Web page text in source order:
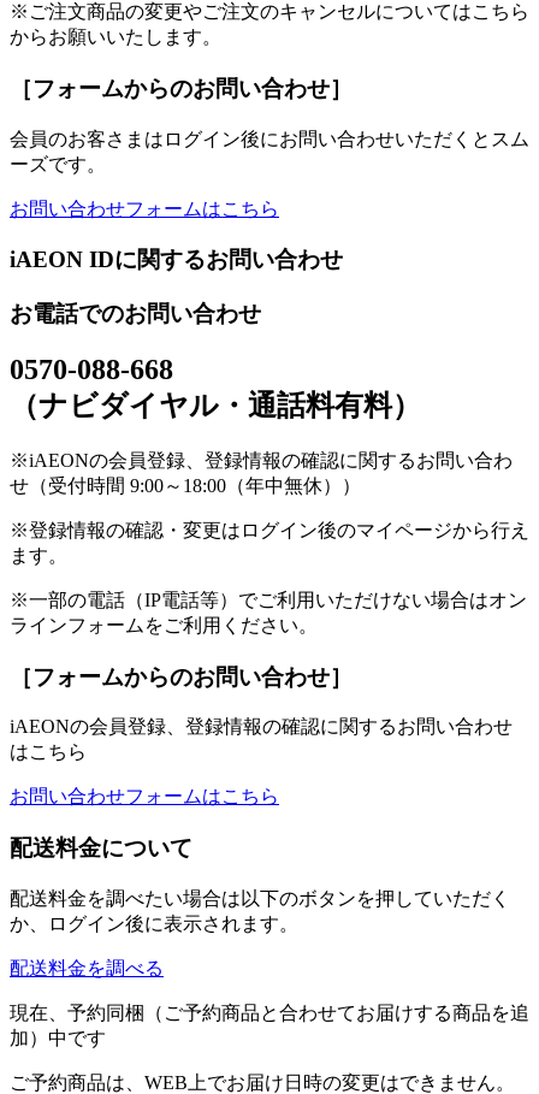
※ご注文商品の変更やご注文のキャンセルについてはこちら
からお願いいたします。
［フォームからのお問い合わせ］
会員のお客さまはログイン後にお問い合わせいただくとスム
ーズです。
お問い合わせフォームはこちら
iAEON IDに関するお問い合わせ
お電話でのお問い合わせ
0570-088-668
（ナビダイヤル・通話料有料）
※iAEONの会員登録、登録情報の確認に関するお問い合わ
せ（受付時間 9:00～18:00（年中無休））
※登録情報の確認・変更はログイン後のマイページから行え
ます。
※一部の電話（IP電話等）でご利用いただけない場合はオン
ラインフォームをご利用ください。
［フォームからのお問い合わせ］
iAEONの会員登録、登録情報の確認に関するお問い合わせ
はこちら
お問い合わせフォームはこちら
配送料金について
配送料金を調べたい場合は以下のボタンを押していただく
か、ログイン後に表示されます。
配送料金を調べる
現在、予約同梱（ご予約商品と合わせてお届けする商品を追
加）中です
ご予約商品は、WEB上でお届け日時の変更はできません。